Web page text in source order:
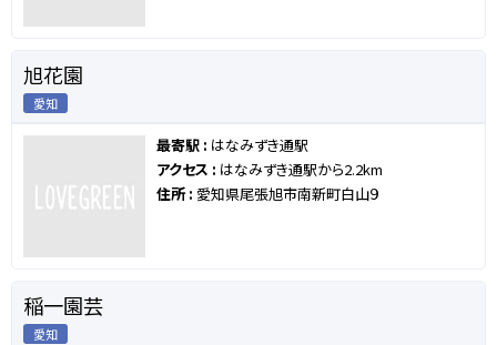
旭花園
愛知
最寄駅 : はなみずき通駅
アクセス : はなみずき通駅から2.2km
住所 : 愛知県尾張旭市南新町白山９
稲一園芸
愛知